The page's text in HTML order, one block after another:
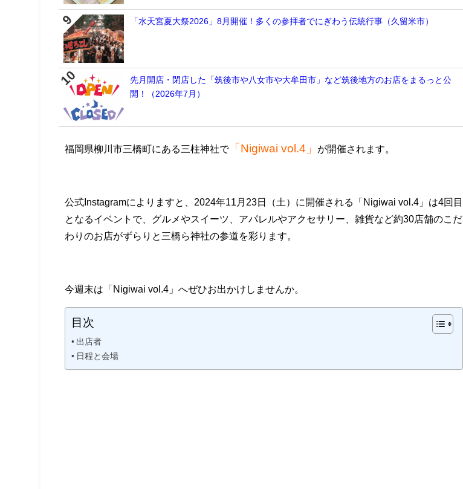
「水天宮夏大祭2026」8月開催！多くの参拝者でにぎわう伝統行事（久留米市）
先月開店・閉店した「筑後市や八女市や大牟田市」など筑後地方のお店をまるっと公
開！（2026年7月）
福岡県柳川市三橋町にある三柱神社で「Nigiwai vol.4 」 が開催されます。
公式Instagramによりますと、2024年11月23日（土）に開催される「Nigiwai vol.4」は4回目
となるイベントで、グルメやスイーツ、アパレルやアクセサリー、雑貨など約30店舗のこだ
わりのお店がずらりと三橋ら神社の参道を彩ります。
今週末は「Nigiwai vol.4」へぜひお出かけしませんか。
目次
出店者
日程と会場